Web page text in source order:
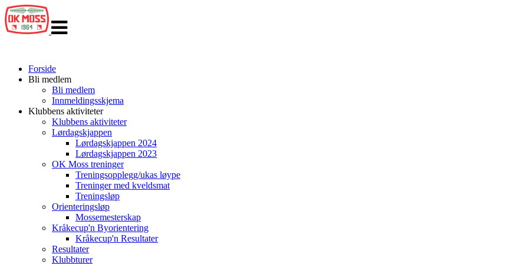
navigasjon
Forside
Bli medlem
Bli medlem
Innmeldingsskjema
Klubbens aktiviteter
Klubbens aktiviteter
Lørdagskjappen
Lørdagskjappen 2024
Lørdagskjappen 2023
OK Moss treninger
Treningsopplegg/ukas løype
Treninger med kveldsmat
Treningsløp
Orienteringsløp
Mossemesterskap
Kråkecup'n Byorientering
Kråkecup'n Resultater
Resultater
Klubbturer